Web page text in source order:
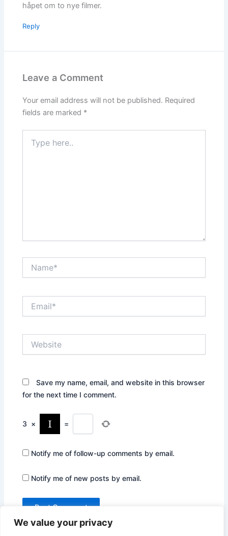
We value your privacy
håpet om to nye filmer.
Reply
Leave a Comment
Your email address will not be published. Required
fields are marked *
here..
Save my name, email, and website in this browser
for the next time I comment.
3 × =
Notify me of follow-up comments by email.
Notify me of new posts by email.